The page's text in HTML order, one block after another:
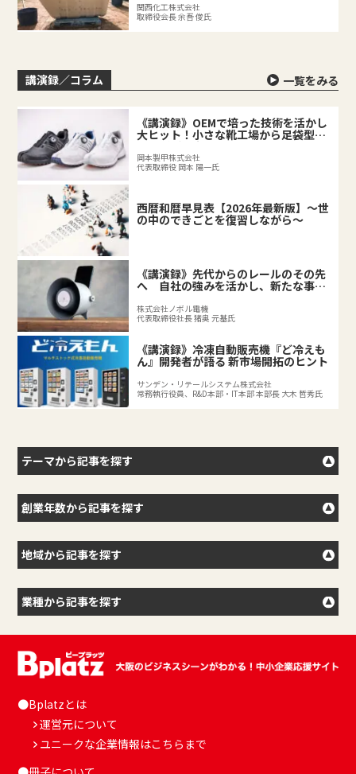
関西化工株式会社
取締役会長 余吾 俊氏
講演録／コラム 一覧をみる
《講演録》OEMで培った技術を活かし
大ヒット！小さな靴工場から足袋型シ
ューズが誕生するまで
岡本製甲株式会社
代表取締役 岡本 陽一氏
西暦和暦早見表【2026年最新版】～世
の中のできごとを復習しながら～
《講演録》先代からのレールのその先
へ 自社の強みを活かし、新たな事業
株式会社ノボル電機
代表取締役社長 猪奥 元基氏
《講演録》冷凍自動販売機『ど冷えも
ん』開発者が語る 新市場開拓のヒント
サンデン・リテールシステム株式会社
常務執行役員、R&D本部・IT本部 本部長 大木 哲秀氏
テーマから記事を探す
創業年数から記事を探す
地域から記事を探す
業種から記事を探す
●Bplatzとは
運営元について
ユニークな企業情報はこちらまで